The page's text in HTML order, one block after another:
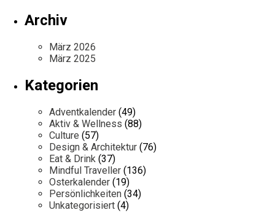
Archiv
März 2026
März 2025
Kategorien
Adventkalender (49)
Aktiv & Wellness (88)
Culture (57)
Design & Architektur (76)
Eat & Drink (37)
Mindful Traveller (136)
Osterkalender (19)
Persönlichkeiten (34)
Unkategorisiert (4)